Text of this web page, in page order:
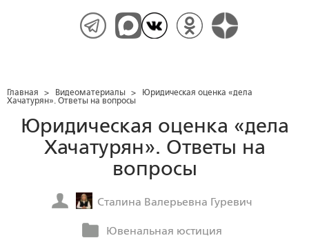
Главная > Видеоматериалы >
Юридическая оценка «дела
Хачатурян». Ответы на вопросы
Юридическая оценка «дела
Хачатурян». Ответы на
вопросы
Сталина Валерьевна Гуревич
Ювенальная юстиция